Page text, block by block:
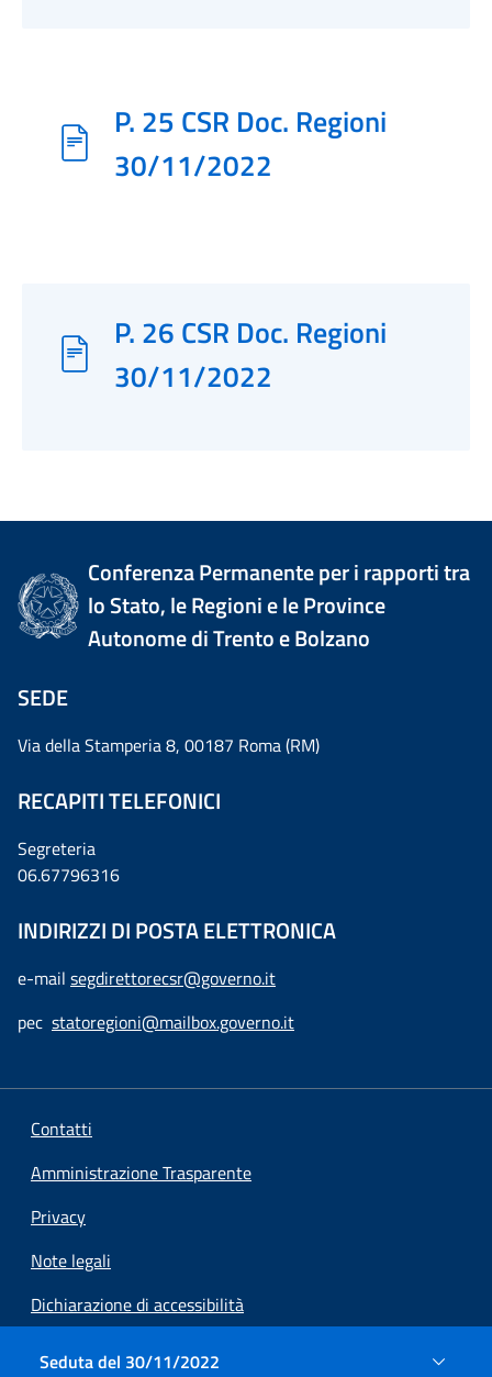
P. 25 CSR Doc. Regioni
30/11/2022
P. 26 CSR Doc. Regioni
30/11/2022
Seduta del 30/11/2022
Conferenza Permanente per i rapporti tra
lo Stato, le Regioni e le Province
Autonome di Trento e Bolzano
SEDE
Via della Stamperia 8, 00187 Roma (RM)
RECAPITI TELEFONICI
Segreteria
06.67796316
INDIRIZZI DI POSTA ELETTRONICA
e-mail segdirettorecsr@governo.it
pec statoregioni@mailbox.governo.it
Contatti
Amministrazione Trasparente
Privacy
Note legali
Dichiarazione di accessibilità
Preferenze cookie